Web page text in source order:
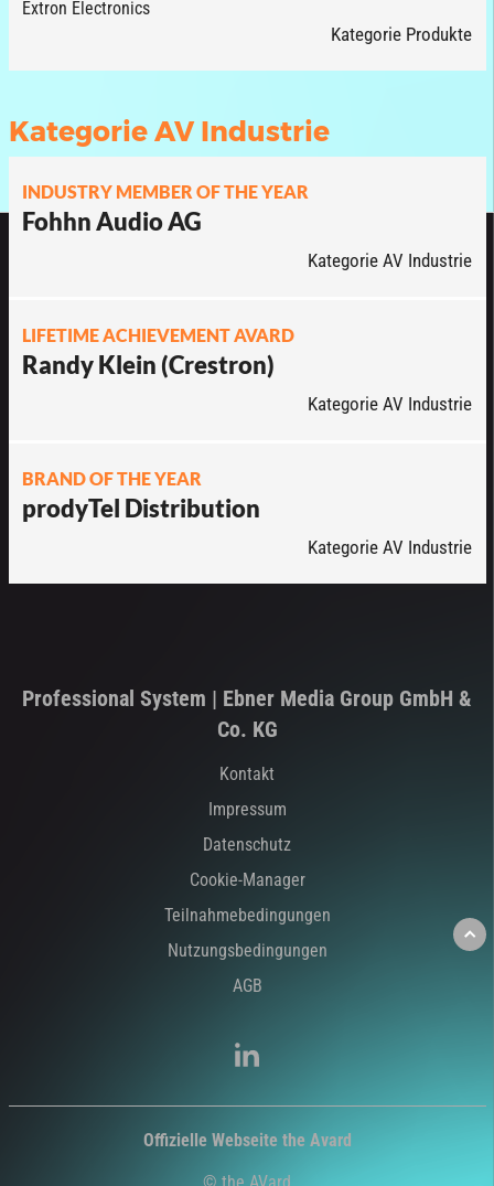
Extron Electronics
Kategorie Produkte
Kategorie AV Industrie
INDUSTRY MEMBER OF THE YEAR
Fohhn Audio AG
Kategorie AV Industrie
LIFETIME ACHIEVEMENT AVARD
Randy Klein (Crestron)
Kategorie AV Industrie
BRAND OF THE YEAR
prodyTel Distribution
Kategorie AV Industrie
Professional System | Ebner Media Group GmbH &
Co. KG
Kontakt
Impressum
Datenschutz
Cookie-Manager
Teilnahmebedingungen
Nutzungsbedingungen
AGB
Offizielle Webseite the Avard